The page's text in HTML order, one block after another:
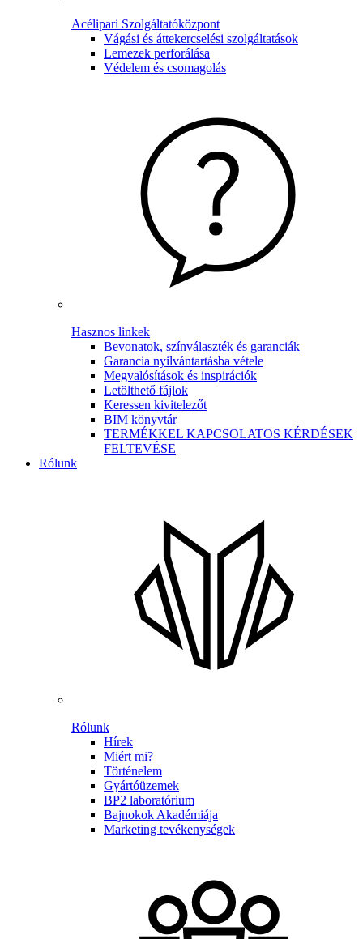
Acélipari Szolgáltatóközpont
Vágási és áttekercselési szolgáltatások
Lemezek perforálása
Védelem és csomagolás
Hasznos linkek
Bevonatok, színválaszték és garanciák
Garancia nyilvántartásba vétele
Megvalósítások és inspirációk
Letölthető fájlok
Keressen kivitelezőt
BIM könyvtár
TERMÉKKEL KAPCSOLATOS KÉRDÉSEK
FELTEVÉSE
Rólunk
Rólunk
Hírek
Miért mi?
Történelem
Gyártóüzemek
BP2 laboratórium
Bajnokok Akadémiája
Marketing tevékenységek